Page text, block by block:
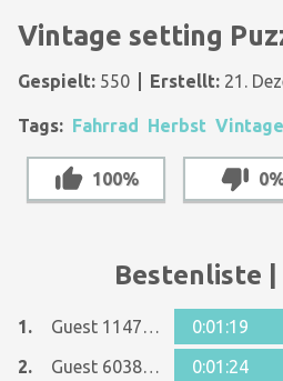
Vintage setting
Gespielt: 550 Erstellt: 21.
Tags: Fahrrad Herbst Vintage
100%
Bestenliste |
1. Guest 11477466
0:01:19
2.
Guest 6038449
0:01:24